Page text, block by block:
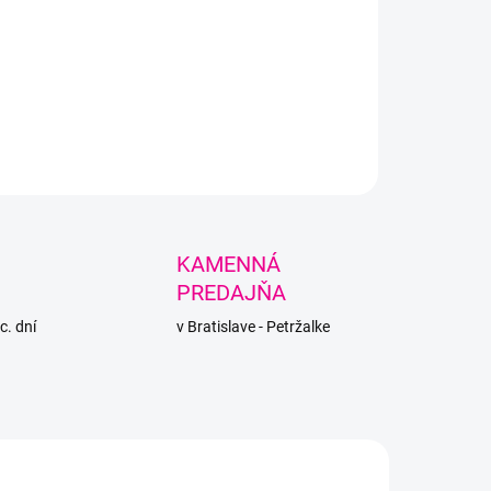
dní
KAMENNÁ
PREDAJŇA
v Bratislave - Petržalke